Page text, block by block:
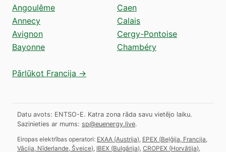
Angoulême
Annecy
Avignon
Bayonne
Caen
Calais
Cergy-Pontoise
Chambéry
Pārlūkot Francija →
Datu avots: ENTSO-E. Katra zona rāda savu vietējo laiku.
Sazinieties ar mums: sp@euenergy.live.
Eiropas elektrības operatori: EXAA (Austrija) EPEX (Beļģija, Francija,
Vācija, Nīderlande, Šveice) IBEX (Bulgārija) CROPEX (Horvātija)